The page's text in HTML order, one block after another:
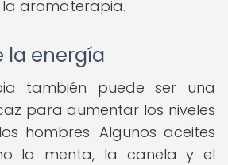
aromaterapia.
la energía
también puede ser una
para aumentar los niveles
hombres. Algunos aceites
la menta, la canela y el